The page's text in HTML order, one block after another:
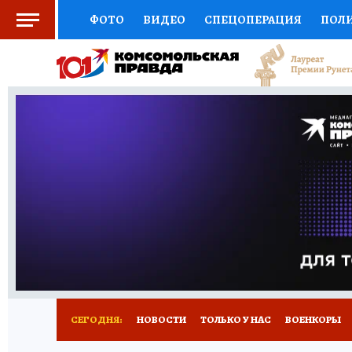
ФОТО ВИДЕО СПЕЦОПЕРАЦИЯ
СОЦПОДДЕРЖКА НАУКА СПЕЦПРОЕКТЫ
НАЦИОНАЛЬНЫЕ ПРОЕКТЫ РОССИИ
ПУТЕВОДИТЕЛЬ
НОВОЕ НА САЙТЕ
СЕГОДНЯ: НОВОСТИ ТОЛЬКО У НАС ВОЕНКОРЫ